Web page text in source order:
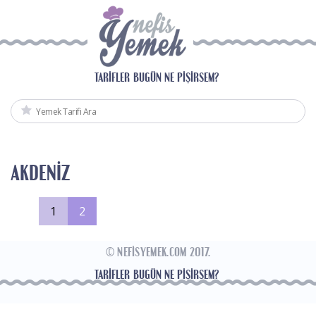
TARIFLER BUGÜN NE PIŞIRSEM?
AKDENIZ
1 2
© NEFISYEMEK.COM 2017.
TARIFLER BUGÜN NE PIŞIRSEM?